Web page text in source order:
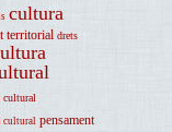
cultura
territorial drets
cultural
cultural pensament